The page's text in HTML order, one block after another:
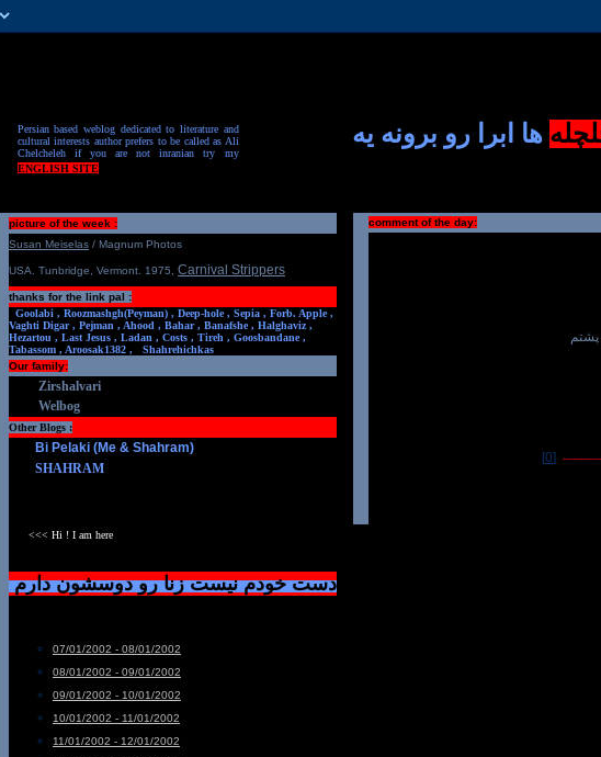
Persian based weblog dedicated to literature and
cultural interests author prefers to be called as Ali
Chelcheleh if you are not inranian try my
ENGLISH SITE
ها ابرا رو برونه یه
comment of the day:
[0]
picture of the week :
Susan Meiselas / Magnum Photos
USA. Tunbridge, Vermont. 1975 Carnival Strippers
thanks for the link pal :
Goolabi , Roozmashgh(Peyman) , Deep-hole , Sepia , Forb. Apple ,
Vaghti Digar , Pejman , Ahood , Bahar , Banafshe , Halghaviz ,
Hezartou , Last Jesus , Ladan , Costs , Tireh , Goosbandane ,
Tabassom , Aroosak1382 ,
Shahrehichkas
Our family:
Zirshalvari
Welbog
Other Blogs :
Bi Pelaki (Me & Shahram)
SHAHRAM
<<< Hi ! I am here
دست خودم نیست زنا رو دوسشون دارم
07/01/2002 - 08/01/2002
08/01/2002 - 09/01/2002
09/01/2002 - 10/01/2002
10/01/2002 - 11/01/2002
11/01/2002 - 12/01/2002